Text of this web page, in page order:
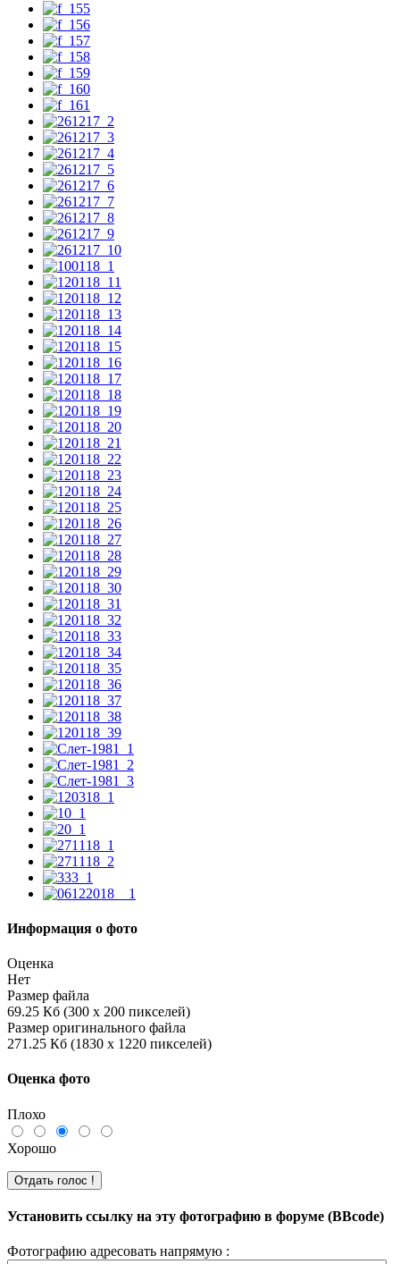
Информация о фото
Оценка
Нет
Размер файла
69.25 Кб (300 x 200 пикселей)
Размер оригинального файла
271.25 Кб (1830 x 1220 пикселей)
Оценка фото
Плохо
Хорошо
Установить ссылку на эту фотографию в форуме (BBcode)
Фотографию адресовать напрямую :